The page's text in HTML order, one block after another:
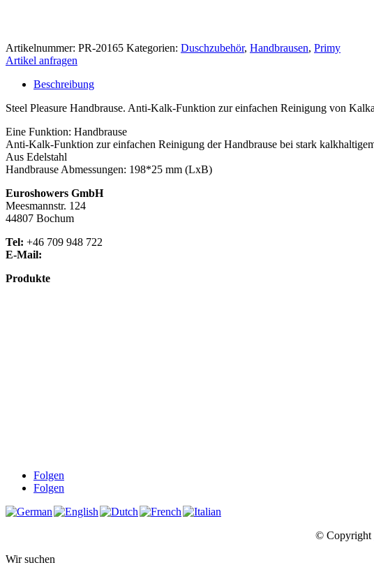
Artikelnummer: PR-20165 Kategorien: Duschzubehör, Handbrausen, Primy
Artikel anfragen
Beschreibung
Steel Pleasure Handbrause. Anti-Kalk-Funktion zur einfachen Reinigung von
Eine Funktion: Handbrause
Anti-Kalk-Funktion zur einfachen Reinigung der Handbrause bei stark
Aus Edelstahl
Handbrause Abmessungen: 198*25 mm (LxB)
Euroshowers GmbH
Meesmannstr. 124
44807 Bochum
Tel: +46 709 948 722
E-Mail:
Produkte
Folgen
Folgen
© Copyright
Wir suchen